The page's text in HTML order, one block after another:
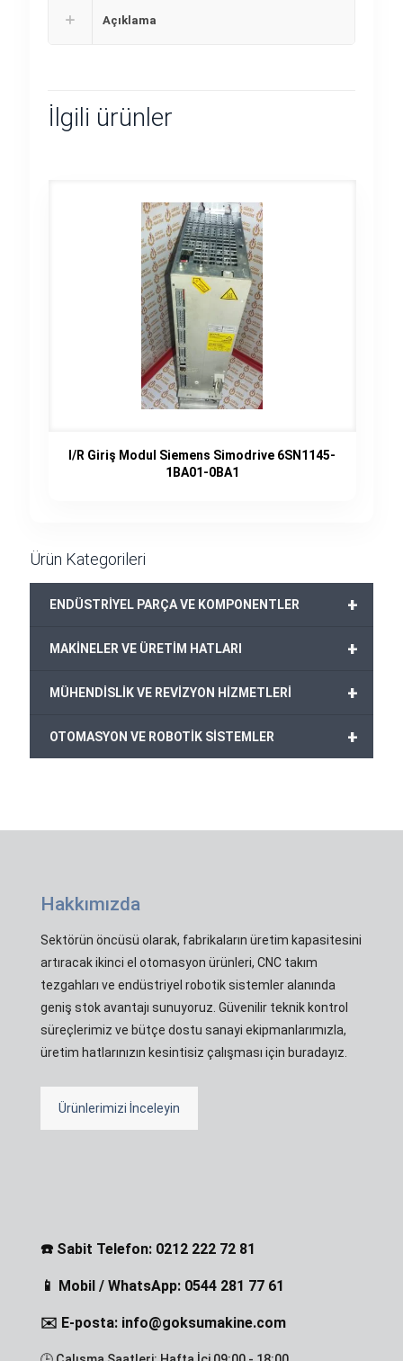
Açıklama
İlgili ürünler
I/R Giriş Modul Siemens Simodrive 6SN1145-
1BA01-0BA1
Ürün Kategorileri
+
ENDÜSTRİYEL PARÇA VE KOMPONENTLER
+
MAKİNELER VE ÜRETİM HATLARI
+
MÜHENDİSLİK VE REVİZYON HİZMETLERİ
+
OTOMASYON VE ROBOTİK SİSTEMLER
Hakkımızda
Sektörün öncüsü olarak, fabrikaların üretim kapasitesini
artıracak ikinci el otomasyon ürünleri, CNC takım
tezgahları ve endüstriyel robotik sistemler alanında
geniş stok avantajı sunuyoruz. Güvenilir teknik kontrol
süreçlerimiz ve bütçe dostu sanayi ekipmanlarımızla,
üretim hatlarınızın kesintisiz çalışması için buradayız.
Ürünlerimizi İnceleyin
☎️ Sabit Telefon: 0212 222 72 81
📱 Mobil / WhatsApp: 0544 281 77 61
✉️ E-posta: info@goksumakine.com